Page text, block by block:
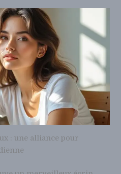
: une alliance pour